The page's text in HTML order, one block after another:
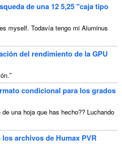
de una 12 5,25 "caja tipo
myself. Todavía tengo mi Aluminus
del rendimiento de la GPU
”
condicional para los grados
una hoja que has hecho?? Luchando
los archivos de Humax PVR